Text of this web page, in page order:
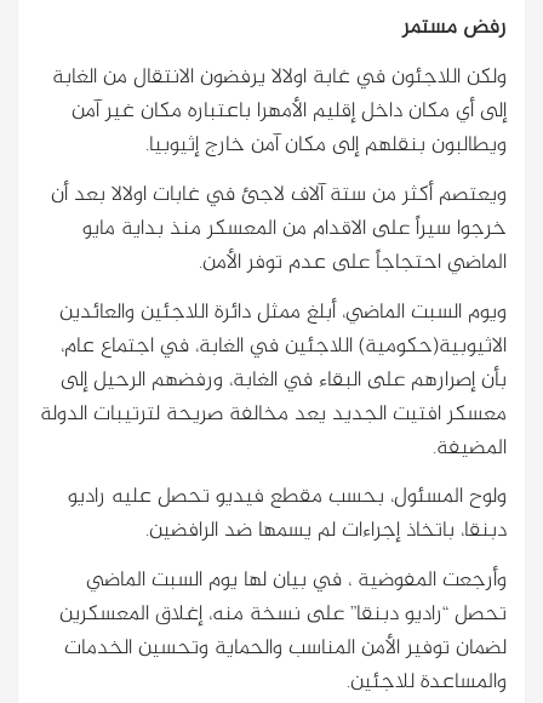
رفض مستمر
ولكن اللاجئون في غابة اولالا يرفضون الانتقال من الغابة
إلى أي مكان داخل إقليم الأمهرا باعتباره مكان غير آمن
ويطالبون بنقلهم إلى مكان آمن خارج إثيوبيا.
ويعتصم أكثر من ستة آلاف لاجئ في غابات اولالا بعد أن
خرجوا سيراً على الاقدام من المعسكر منذ بداية مايو
الماضي احتجاجاً على عدم توفر الأمن.
ويوم السبت الماضي، أبلغ ممثل دائرة اللاجئين والعائدين
الاثيوبية(حكومية) اللاجئين في الغابة، في اجتماع عام،
بأن إصرارهم على البقاء في الغابة، ورفضهم الرحيل إلى
معسكر افتيت الجديد يعد مخالفة صريحة لترتيبات الدولة
المضيفة.
ولوح المسئول، بحسب مقطع فيديو تحصل عليه راديو
دبنقا، باتخاذ إجراءات لم يسمها ضد الرافضين.
وأرجعت المفوضية ، في بيان لها يوم السبت الماضي
تحصل “راديو دبنقا” على نسخة منه، إغلاق المعسكرين
لضمان توفير الأمن المناسب والحماية وتحسين الخدمات
والمساعدة للاجئين.